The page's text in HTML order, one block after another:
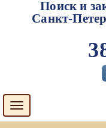
Поиск и
Санкт-
Toggle
navigation